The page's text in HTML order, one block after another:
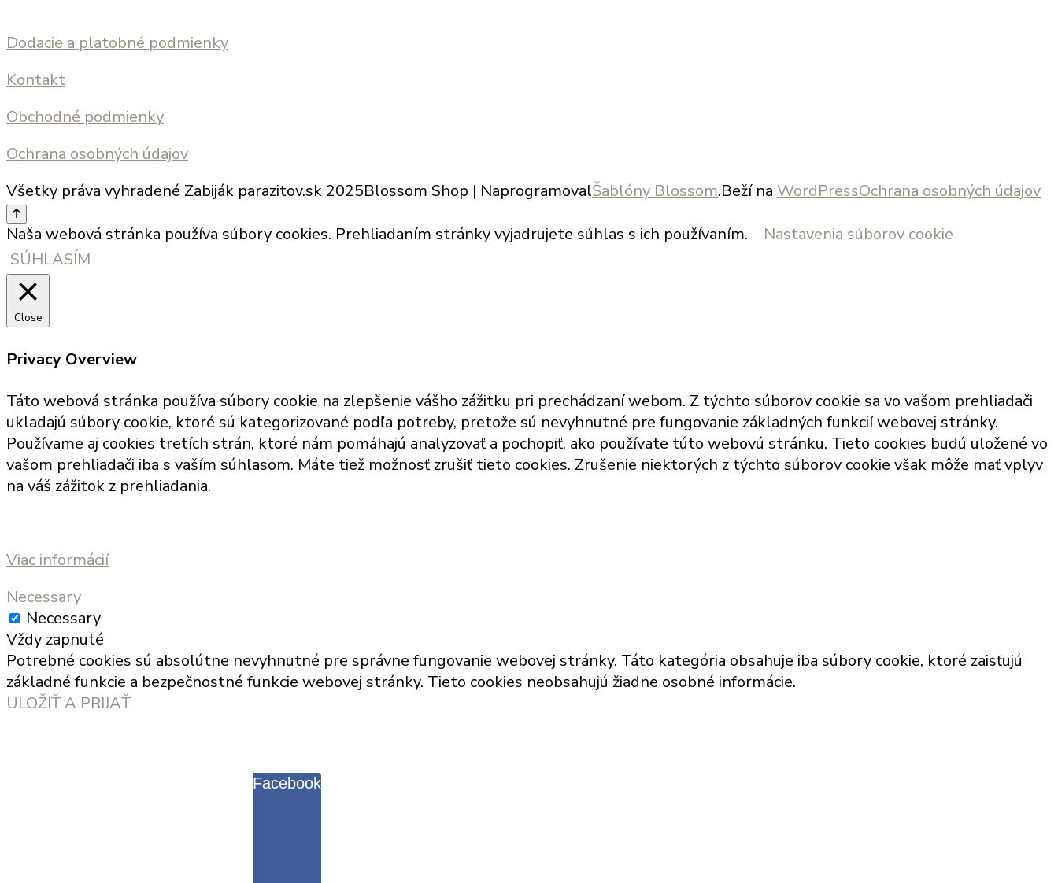
Dodacie a platobné podmienky
Kontakt
Obchodné podmienky
Ochrana osobných údajov
Všetky práva vyhradené Zabiják parazitov.sk 2025Blossom Shop | NaprogramovalŠablóny Blossom.Beží na WordPressOchrana osobných údajov
Naša webová stránka používa súbory cookies. Prehliadaním stránky vyjadrujete súhlas s ich používaním.
Nastavenia súborov cookie
SÚHLASÍM
Close
Privacy Overview
Táto webová stránka používa súbory cookie na zlepšenie vášho zážitku pri prechádzaní webom. Z týchto súborov cookie sa vo vašom prehliadači
ukladajú súbory cookie, ktoré sú kategorizované podľa potreby, pretože sú nevyhnutné pre fungovanie základných funkcií webovej stránky.
Používame aj cookies tretích strán, ktoré nám pomáhajú analyzovať a pochopiť, ako používate túto webovú stránku. Tieto cookies budú uložené vo
vašom prehliadači iba s vaším súhlasom. Máte tiež možnosť zrušiť tieto cookies. Zrušenie niektorých z týchto súborov cookie však môže mať vplyv
na váš zážitok z prehliadania.
Viac informácií
Necessary
Necessary
Vždy zapnuté
Potrebné cookies sú absolútne nevyhnutné pre správne fungovanie webovej stránky. Táto kategória obsahuje iba súbory cookie, ktoré zaisťujú
základné funkcie a bezpečnostné funkcie webovej stránky. Tieto cookies neobsahujú žiadne osobné informácie.
ULOŽIŤ A PRIJAŤ
Facebook